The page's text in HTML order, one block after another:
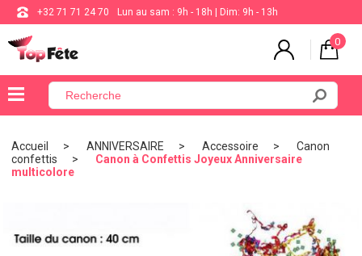
+32 71 71 24 70 Lun au sam : 9h - 18h | Dim: 9h - 13h
0
×
BALLON
Accueil ANNIVERSAIRE Accessoire
Canon
confettis
Canon à Confettis Joyeux Anniversaire
multicolore